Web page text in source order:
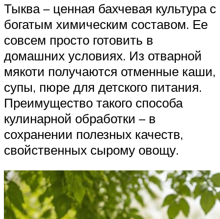
Тыква – ценная бахчевая культура с
богатым химическим составом. Ее
совсем просто готовить в
домашних условиях. Из отварной
мякоти получаются отменные каши,
супы, пюре для детского питания.
Преимущество такого способа
кулинарной обработки – в
сохранении полезных качеств,
свойственных сырому овощу.